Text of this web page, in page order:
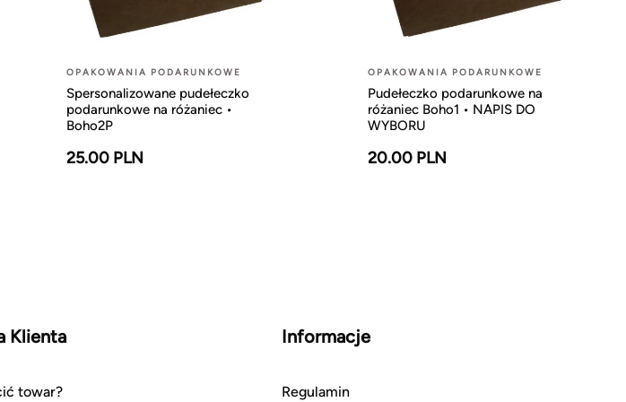
OPAKOWANIA PODARUNKOWE
Spersonalizowane pudełeczko
podarunkowe na różaniec •
Boho2P
25.00 PLN
OPAKOWANIA PODARUNKOWE
Pudełeczko podarunkowe na
różaniec Boho1 • NAPIS DO
WYBORU
20.00 PLN
Klienta
towar?
Informacje
Regulamin